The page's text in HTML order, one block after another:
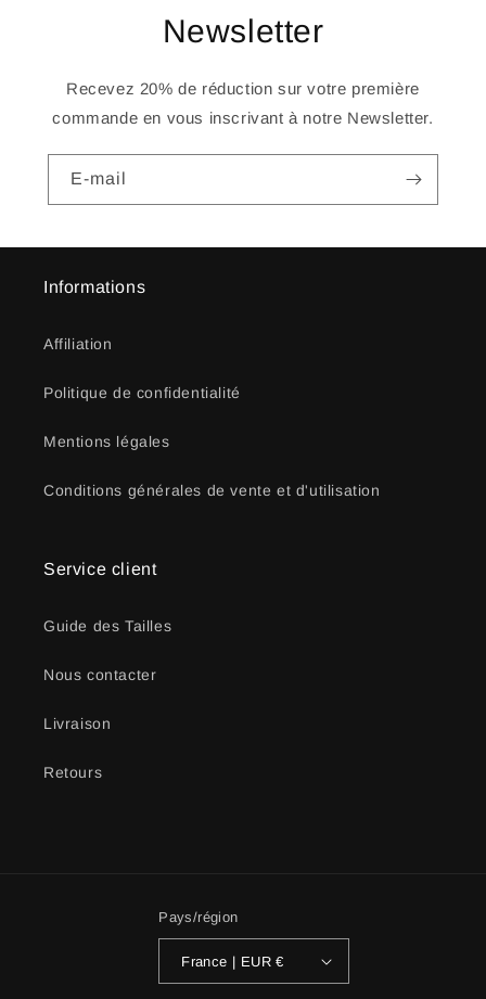
Newsletter
Recevez 20% de réduction sur votre première
commande en vous inscrivant à notre Newsletter.
E-mail
Informations
Affiliation
Politique de confidentialité
Mentions légales
Conditions générales de vente et d'utilisation
Service client
Guide des Tailles
Nous contacter
Livraison
Retours
Pays/région
France | EUR €